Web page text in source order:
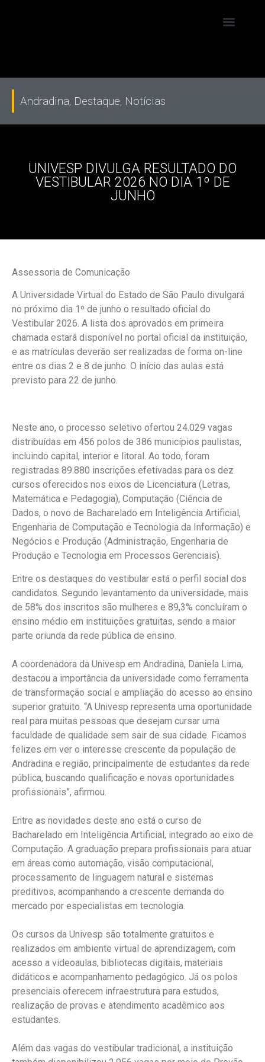
Andradina, Destaque, Notícias
UNIVESP DIVULGA RESULTADO DO
VESTIBULAR 2026 NO DIA 1º DE
JUNHO
Assessoria de Comunicação
A Universidade Virtual do Estado de São Paulo divulgará
no próximo dia 1º de junho o resultado oficial do
Vestibular 2026. A lista dos aprovados em primeira
chamada estará disponível no portal oficial da instituição,
e as matrículas deverão ser realizadas de forma on-line
entre os dias 2 e 8 de junho. O início das aulas está
previsto para 22 de junho.
Neste ano, o processo seletivo ofertou 24.029 vagas
distribuídas em 456 polos de 386 municípios paulistas,
incluindo capital, interior e litoral. Ao todo, foram
registradas 89.880 inscrições efetivadas para os dez
cursos oferecidos nos eixos de Licenciatura (Letras,
Matemática e Pedagogia), Computação (Ciência de
Dados, o novo de Bacharelado em Inteligência Artificial,
Engenharia de Computação e Tecnologia da Informação) e
Negócios e Produção (Administração, Engenharia de
Produção e Tecnologia em Processos Gerenciais).
Entre os destaques do vestibular está o perfil social dos
candidatos. Segundo levantamento da universidade, mais
de 58% dos inscritos são mulheres e 89,3% concluíram o
ensino médio em instituições gratuitas, sendo a maior
parte oriunda da rede pública de ensino.
A coordenadora da Univesp em Andradina, Daniela Lima,
destacou a importância da universidade como ferramenta
de transformação social e ampliação do acesso ao ensino
superior gratuito. “A Univesp representa uma oportunidade
real para muitas pessoas que desejam cursar uma
faculdade de qualidade sem sair de sua cidade. Ficamos
felizes em ver o interesse crescente da população de
Andradina e região, principalmente de estudantes da rede
pública, buscando qualificação e novas oportunidades
profissionais”, afirmou.
Entre as novidades deste ano está o curso de
Bacharelado em Inteligência Artificial, integrado ao eixo de
Computação. A graduação prepara profissionais para atuar
em áreas como automação, visão computacional,
processamento de linguagem natural e sistemas
preditivos, acompanhando a crescente demanda do
mercado por especialistas em tecnologia.
Os cursos da Univesp são totalmente gratuitos e
realizados em ambiente virtual de aprendizagem, com
acesso a videoaulas, bibliotecas digitais, materiais
didáticos e acompanhamento pedagógico. Já os polos
presenciais oferecem infraestrutura para estudos,
realização de provas e atendimento acadêmico aos
estudantes.
Além das vagas do vestibular tradicional, a instituição